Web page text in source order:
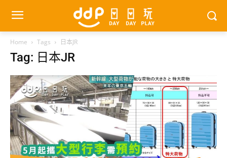
Home Tags 日本JR
Tag: 日本JR